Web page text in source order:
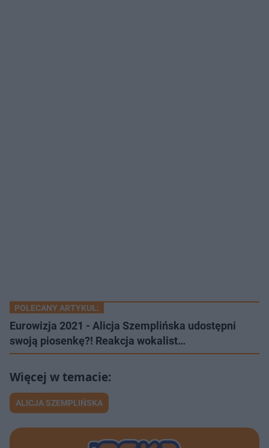
POLECANY ARTYKUŁ:
Eurowizja 2021 - Alicja Szemplińska udostępni
swoją piosenkę?! Reakcja wokalist…
ALICJA SZEMPLIŃSKA